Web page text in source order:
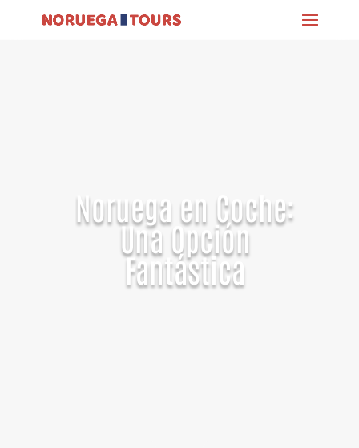
Noruega en Coche:
Una Opción
Fantástica